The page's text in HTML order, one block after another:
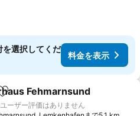
を選択してくだ
料金を表示
お気に入りに追加
Fehmarnsund
ユーザー評価はありません